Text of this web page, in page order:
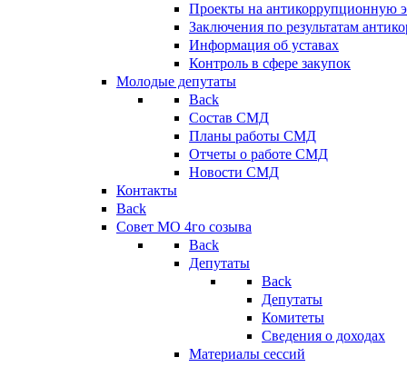
Проекты на антикоррупционную
Заключения по результатам
Информация об уставах
Контроль в сфере закупок
Молодые депутаты
Back
Состав СМД
Планы работы СМД
Отчеты о работе СМД
Новости СМД
Контакты
Back
Совет МО 4го созыва
Back
Депутаты
Back
Депутаты
Комитеты
Сведения о доходах
Материалы сессий